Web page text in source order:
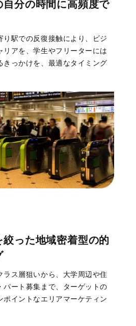
自分の時間に高頻度で
り駅での反復接触により、ビジ
リアを、学生やフリーターには
きっかけを、最適なタイミング
絞った地域密着型の的
ラス層狙いから、大学周辺や住
パート募集まで、ターゲットの
ポイントなエリアマーケティン